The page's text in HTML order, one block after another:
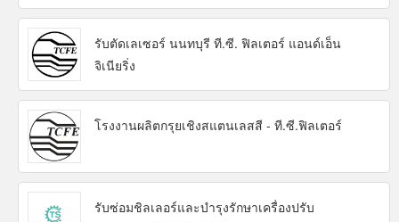
รับตัดเลเซอร์ นนทบุรี ที.ซี. ฟิลเตอร์ แอนด์เอ็น
จิเนียริ่ง
โรงงานผลิตกรุยเชิงสแตนเลสสี - ที.ซี.ฟิลเตอร์
รับซ่อมชิลเลอร์และบำรุงรักษาเครื่องปรับ